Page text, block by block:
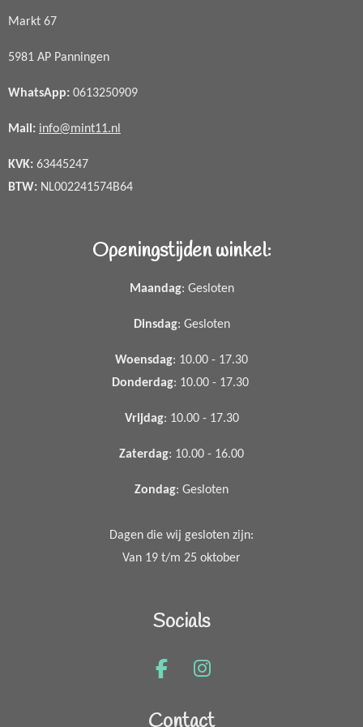
Markt 67
5981 AP Panningen
WhatsApp: 0613250909
Mail: info@mint11.nl
KVK: 63445247
BTW: NL002241574B64
Openingstijden winkel:
Maandag: Gesloten
Dinsdag: Gesloten
Woensdag: 10.00 - 17.30
Donderdag: 10.00 - 17.30
Vrijdag: 10.00 - 17.30
Zaterdag: 10.00 - 16.00
Zondag: Gesloten
Dagen die wij gesloten zijn:
Van 19 t/m 25 oktober
Socials
F
c
I
s